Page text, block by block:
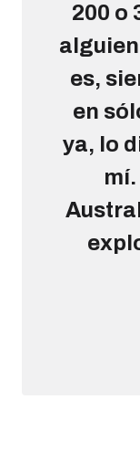
200 o
es,
en
ya, lo